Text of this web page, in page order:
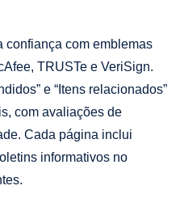
confiança com emblemas
TRUSTe e VeriSign.
e “Itens relacionados”
com avaliações de
Cada página inclui
informativos no